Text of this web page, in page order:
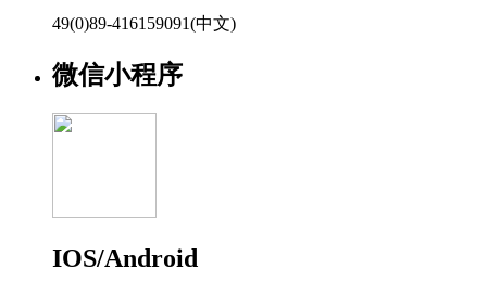
49(0)89-416159091(中文)
微信小程序
IOS/Android